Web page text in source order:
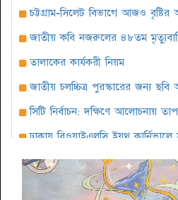
চট্টগ্রাম-সিলেট বিভাগে আজও
জাতীয় কবি নজরুলের ৪৮তম
তালাকের কার্যকরী নিয়ম
জাতীয় চলচ্চিত্র পুরস্কারের জন্য ছবি
সিটি নির্বাচন: দক্ষিণে আলোচনায়
ঢাকায় বিওয়াইএলসি ইয়ুথ কার্নিভালে
সারাবেলা সেরা লোকশিল্পী ১৪২৫
বৈশাখ উপলক্ষে কবি শওকত সাদী’র